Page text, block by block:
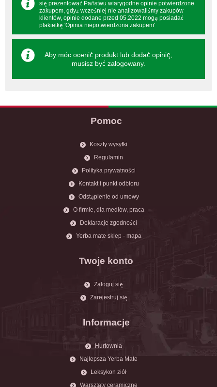
się prezentować Państwu wiarygodne opinie potwierdzone
zakupem, gdyż wcześniej nie analizowaliśmy zakupów
klientów, opinie dodane przed 05.2022 mogą posiadać
plakietkę 'Opinia niepotwierdzona zakupem'
Aby móc ocenić produkt lub dodać opinię,
musisz być zalogowany.
Pomoc
Koszty wysyłki
Regulamin
Polityka prywatności
Kontakt i punkt odbioru
Odstąpienie od umowy
O firmie, dla mediów, praca
Deklaracje zgodności
Yerba mate sklep - mapa
Twoje konto
Zaloguj się
Zarejestruj się
Informacje
Hurtownia
Najlepsza Yerba Mate
Leksykon ziół
Warsztaty ceramiczne